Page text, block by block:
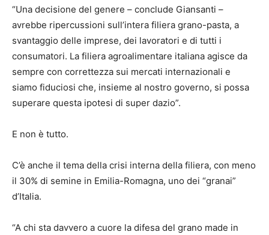
“Una decisione del genere – conclude Giansanti –
avrebbe ripercussioni sull’intera filiera grano-pasta, a
svantaggio delle imprese, dei lavoratori e di tutti i
consumatori. La filiera agroalimentare italiana agisce da
sempre con correttezza sui mercati internazionali e
siamo fiduciosi che, insieme al nostro governo, si possa
superare questa ipotesi di super dazio”.
E non è tutto.
C’è anche il tema della crisi interna della filiera, con meno
il 30% di semine in Emilia-Romagna, uno dei “granai”
d’Italia.
“A chi sta davvero a cuore la difesa del grano made in